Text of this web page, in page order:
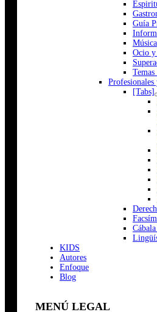
Guía
Música
Ocio
Profesionales
[Tabs]
KIDS
Autores
Enfoque
Blog
MENÚ LEGAL